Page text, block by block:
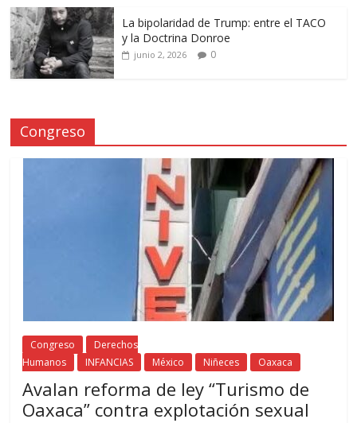
La bipolaridad de Trump: entre el TACO
y la Doctrina Donroe
junio 2, 2026 0
Congreso
Congreso
Derechos
Humanos
INFANCIAS México Niñeces Oaxaca
Avalan reforma de ley “Turismo de
Oaxaca” contra explotación sexual